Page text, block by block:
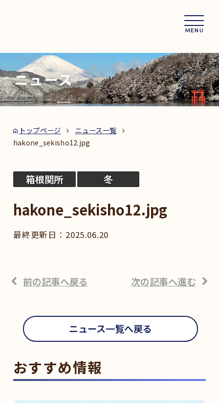
MENU
ニュース
トップページ
ニュース一覧
hakone_sekisho12.jpg
箱根関所 冬
hakone_sekisho12.jpg
2025.06.20
前の記事へ戻る 次の記事へ進む
ニュース一覧へ戻る
おすすめ情報